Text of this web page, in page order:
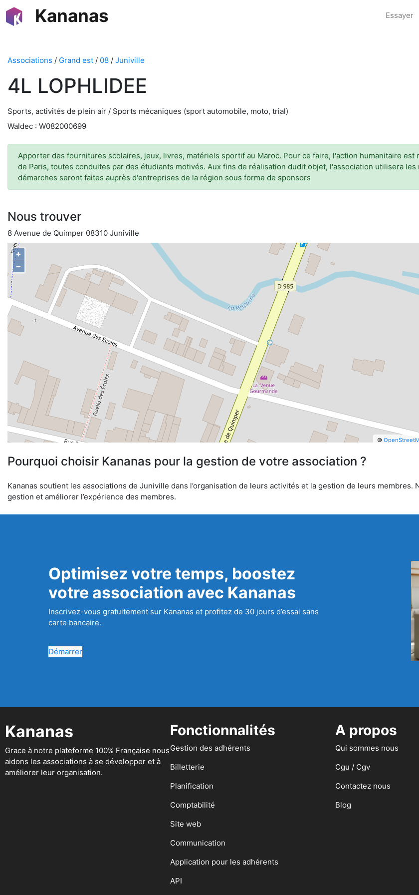
Kananas Essayer
Associations / Grand est / 08 / Juniville
4L LOPHLIDEE
Sports, activités de plein air / Sports mécaniques (sport automobile, moto, trial)
Waldec : W082000699
Apporter des fournitures scolaires, jeux, livres, matériels sportif au Maroc. Pour ce faire, l'action humanitaire
de Paris, toutes conduites par des étudiants motivés. Aux fins de réalisation dudit objet, l'association utilisera
démarches seront faites auprès d'entreprises de la région sous forme de sponsors
Nous trouver
8 Avenue de Quimper 08310 Juniville
+
−
©
Pourquoi choisir Kananas pour la gestion de votre association ?
Kananas soutient les associations de Juniville dans l’organisation de leurs activités et la gestion de leurs
gestion et améliorer l’expérience des membres.
Optimisez votre temps, boostez
votre association avec Kananas
Inscrivez-vous gratuitement sur Kananas et profitez de 30 jours d’essai sans
carte bancaire.
Démarrer
Kananas
Grace à notre plateforme 100% Française nous
aidons les associations à se développer et à
améliorer leur organisation.
Fonctionnalités
Gestion des adhérents
Billetterie
Planification
Comptabilité
Site web
Communication
Application pour les adhérents
API
A propos
Qui sommes nous
Cgu / Cgv
Contactez nous
Blog